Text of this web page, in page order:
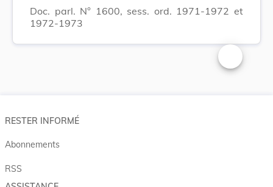
Doc. parl. N° 1600, sess. ord. 1971-1972 et
1972-1973
Changer la
RESTER INFORMÉ
Abonnements
RSS